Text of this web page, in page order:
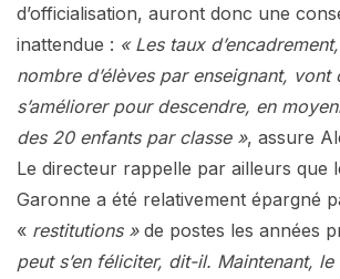
d’officialisation, auront donc une
inattendue : « Les taux
nombre d’élèves par enseignant, vont
s’améliorer pour descendre, en
des 20 enfants par classe », assure
Le directeur rappelle par ailleurs que
Garonne a été relativement épargné
« restitutions »de postes les années
peut s’en féliciter, dit-il. Maintenant,